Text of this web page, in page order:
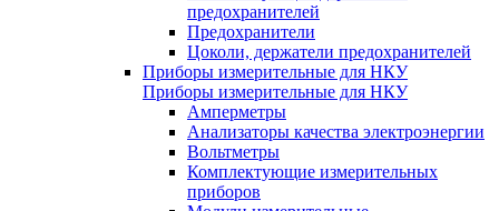
предохранителей
Предохранители
Цоколи, держатели предохранителей
Приборы измерительные для НКУ
Приборы измерительные для НКУ
Амперметры
Анализаторы качества электроэнергии
Вольтметры
Комплектующие измерительных
приборов